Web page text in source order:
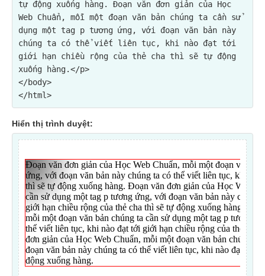
tự động xuống hàng. Đoạn văn đơn giản của Học
Web Chuẩn, mỗi một đoạn văn bản chúng ta cần sử
dụng một tag p tương ứng, với đoạn văn bản này
chúng ta có thể viết liên tục, khi nào đạt tới
giới hạn chiều rộng của thẻ cha thì sẽ tự động
xuống hàng.</p>
</body>
Hiển thị trình duyệt: